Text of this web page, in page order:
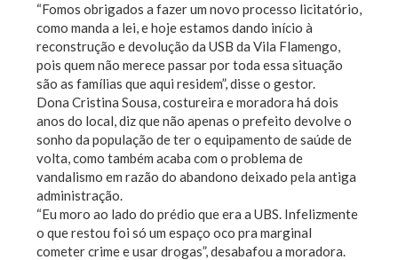
“Fomos obrigados a fazer um novo processo licitatório,
como manda a lei, e hoje estamos dando início à
reconstrução e devolução da USB da Vila Flamengo,
pois quem não merece passar por toda essa situação
são as famílias que aqui residem”, disse o gestor.
Dona Cristina Sousa, costureira e moradora há dois
anos do local, diz que não apenas o prefeito devolve o
sonho da população de ter o equipamento de saúde de
volta, como também acaba com o problema de
vandalismo em razão do abandono deixado pela antiga
administração.
“Eu moro ao lado do prédio que era a UBS. Infelizmente
o que restou foi só um espaço oco pra marginal
cometer crime e usar drogas”, desabafou a moradora.